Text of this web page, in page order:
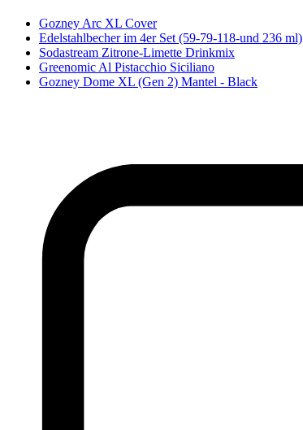
Gozney Arc XL Cover
Edelstahlbecher im 4er Set (59-79-118-und 236 ml)
Sodastream Zitrone-Limette Drinkmix
Greenomic Al Pistacchio Siciliano
Gozney Dome XL (Gen 2) Mantel - Black